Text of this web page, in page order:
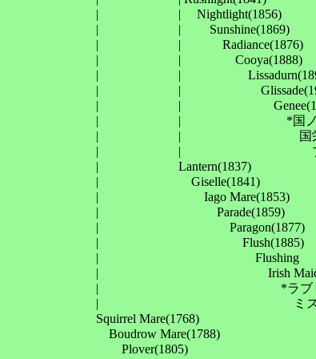
| 　　　　　　| 　Nightlight(1856)
| 　　　　　　| 　　Sunshine(1869)
| 　　　　　　| 　　　Radiance(1876)
| 　　　　　　| 　　　　Cooya(1888)
| 　　　　　　| 　　　　　
| 　　　　　　| 　　　　　　
| 　　　　　　| 　　　　　　　
| 　　　　　　| 　　　　　　　　*国ノ
| 　　　　　　| 　　　　　　　　　国栄
| 　　　　　　| 　　　　　　　　　　ブラ
| 　　　　　　Lantern(1837)
| 　　　　　　　Giselle(1841)
| 　　　　　　　　Iago Mare(1853)
| 　　　　　　　　　Parade(1859)
| 　　　　　　　　　　Paragon(1877)
| 　　　　　　　　　　　Flush(1885)
| 　　　　　　　　　　　　Flushing
| 　　　　　　　　　　　　　Irish
| 　　　　　　　　　　　　　　*ラブリー
| 　　　　　　　　　　　　　　　ミス
Squirrel Mare(1768)
Boudrow Mare(1788)
Plover(1805)